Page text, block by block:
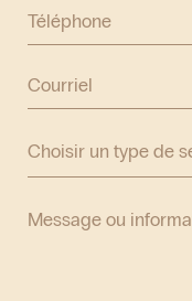
Téléphone
Courriel